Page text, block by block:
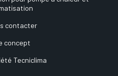
contacter
concept
Tecniclima